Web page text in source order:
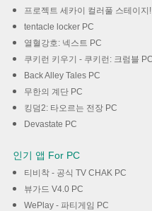
프로젝트 세카이 컬러풀 스테이지
tentacle locker PC
열혈강호: 넥스트 PC
쿠키런 키우기 - 쿠키런: 크럼블 PC
Back Alley Tales PC
무한의 계단 PC
킹덤2: 타오르는 전장 PC
Devastate PC
인기 앱 For PC
티비착 - 공식 TV CHAK PC
뷰가드 V4.0 PC
WePlay - 파티게임 PC